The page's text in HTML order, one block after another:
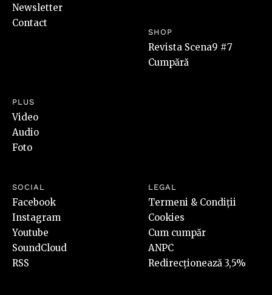
Newsletter
Contact
SHOP
Revista Scena9 #7
Cumpără
PLUS
Video
Audio
Foto
SOCIAL
Facebook
Instagram
Youtube
SoundCloud
RSS
LEGAL
Termeni & Condiții
Cookies
Cum cumpăr
ANPC
Redirecționează 3,5%